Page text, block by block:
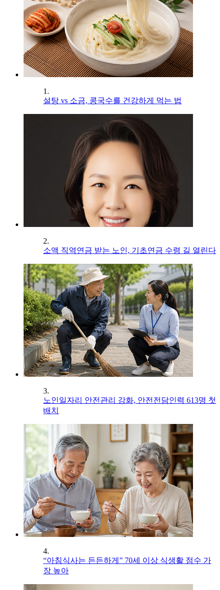
1.
설탕 vs 소금, 콩국수를 건강하게 먹는 법
2.
소액 직역연금 받는 노인, 기초연금 수령 길 열린다
3.
노인일자리 안전관리 강화, 안전전담인력 613명 첫
배치
4.
“아침식사는 든든하게” 70세 이상 식생활 점수 가
장 높아